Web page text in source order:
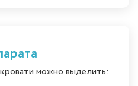
можно выделить: